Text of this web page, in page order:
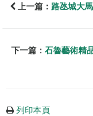
上一篇： 路氹城大
下一篇： 石魯藝術精
列印本頁